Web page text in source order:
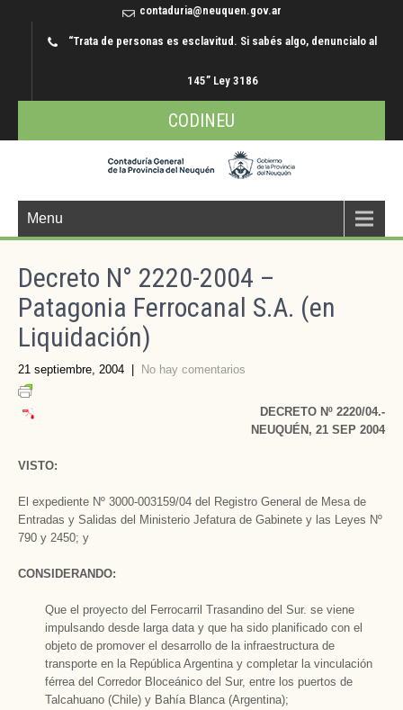
contaduria@neuquen.gov.ar
“Trata de personas es esclavitud. Si sabés algo, denuncialo al
145” Ley 3186
CODINEU
Menu
Decreto N° 2220-2004 –
Patagonia Ferrocanal S.A. (en
Liquidación)
21 septiembre, 2004 No hay comentarios
DECRETO Nº 2220/04.-
NEUQUÉN, 21 SEP 2004
VISTO:
El expediente Nº 3000-003159/04 del Registro General de Mesa de
Entradas y Salidas del Ministerio Jefatura de Gabinete y las Leyes Nº
790 y 2450; y
CONSIDERANDO:
Que el proyecto del Ferrocarril Trasandino del Sur. se viene
impulsando desde larga data y que ha sido planificado con el
objeto de promover el desarrollo de la infraestructura de
transporte en la República Argentina y completar la vinculación
férrea del Corredor Bloceánico del Sur, entre los puertos de
Talcahuano (Chile) y Bahía Blanca (Argentina);